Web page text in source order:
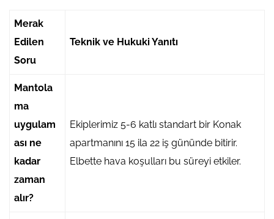
Merak
Edilen
Soru
Teknik ve Hukuki Yanıtı
Mantola
ma
uygulam
ası ne
kadar
zaman
alır?
Ekiplerimiz 5-6 katlı standart bir Konak
apartmanını 15 ila 22 iş gününde bitirir.
Elbette hava koşulları bu süreyi etkiler.